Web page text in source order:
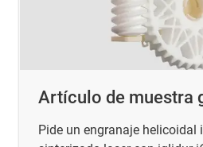
Artículo de muestra
Pide un engranaje helicoidal